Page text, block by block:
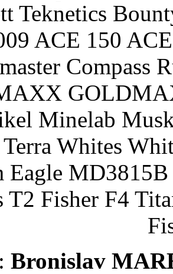
Teknetics
ACE 150
Compass
Minelab
Whites
Eagle
T2 Fisher F4
Bronislav